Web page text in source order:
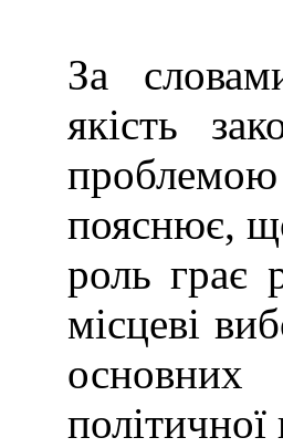
За
якість
пояснює,
роль грає
місцеві
політичної